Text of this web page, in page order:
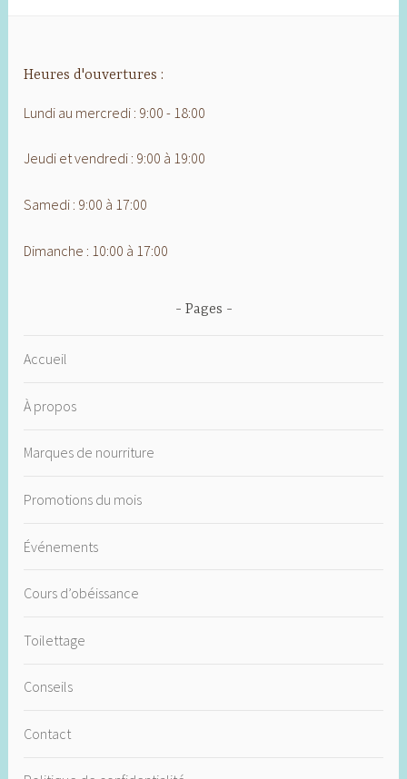
Heures d'ouvertures :
Lundi au mercredi : 9:00 - 18:00
Jeudi et vendredi : 9:00 à 19:00
Samedi : 9:00 à 17:00
Dimanche : 10:00 à 17:00
Pages
Accueil
À propos
Marques de nourriture
Promotions du mois
Événements
Cours d’obéissance
Toilettage
Conseils
Contact